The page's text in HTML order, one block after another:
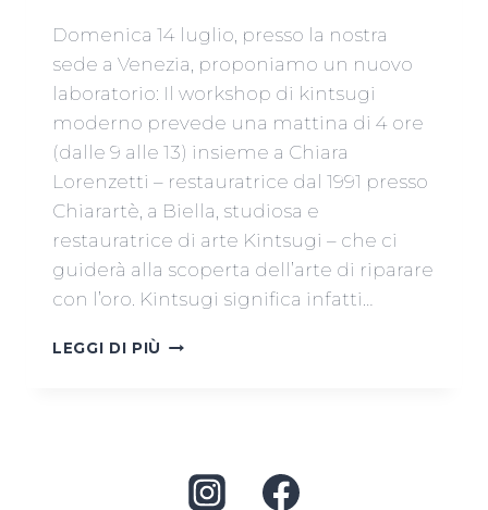
Domenica 14 luglio, presso la nostra
sede a Venezia, proponiamo un nuovo
laboratorio: Il workshop di kintsugi
moderno prevede una mattina di 4 ore
(dalle 9 alle 13) insieme a Chiara
Lorenzetti – restauratrice dal 1991 presso
Chiarartè, a Biella, studiosa e
restauratrice di arte Kintsugi – che ci
guiderà alla scoperta dell’arte di riparare
con l’oro. Kintsugi significa infatti…
LEGGI DI PIÙ WORKSHOP
CON
CHIARA